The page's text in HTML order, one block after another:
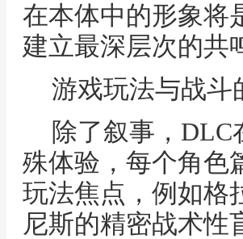
在本体中的形象将
建立最深层次的共
游戏玩法与战斗
除了叙事，
殊体验，每个角色
玩法焦点，例如格
尼斯的精密战术性